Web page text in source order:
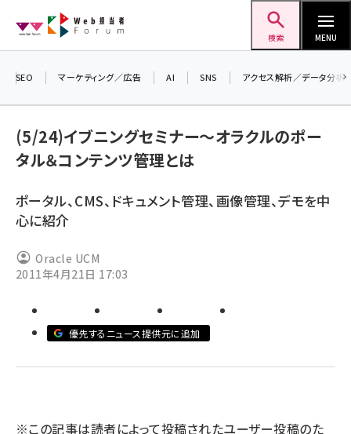
ン
検索 MENU
ai (2827)
note (2323)
z世代 (1632)
SEO マーケティング／広告 AI SNS アクセス解析／データ分析
(5/24)イブニングセミナー～オラクルのポー
タル＆コンテンツ管理とは
ポータル、CMS、ドキュメント管理、画像管理、デモを中
心に紹介
Oracle UCM
2011年4月21日 17:03
優先するニュース提供元に追加
※この記事は読者によって投稿されたユーザー投稿のた